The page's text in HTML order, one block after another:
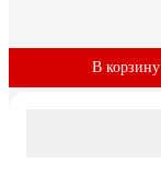
В корзину